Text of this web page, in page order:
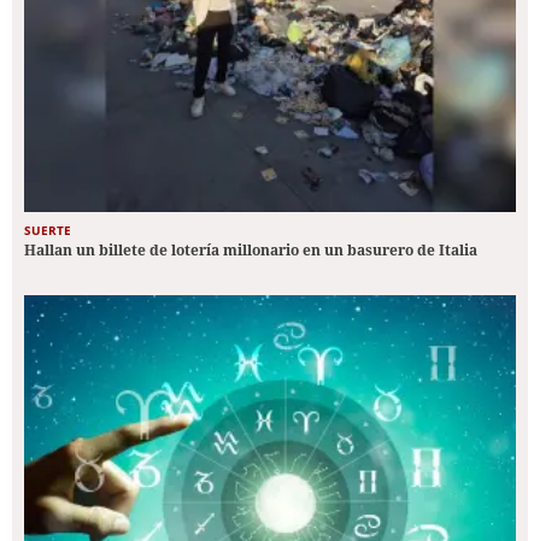
SUERTE
Hallan un billete de lotería millonario en un basurero de Italia